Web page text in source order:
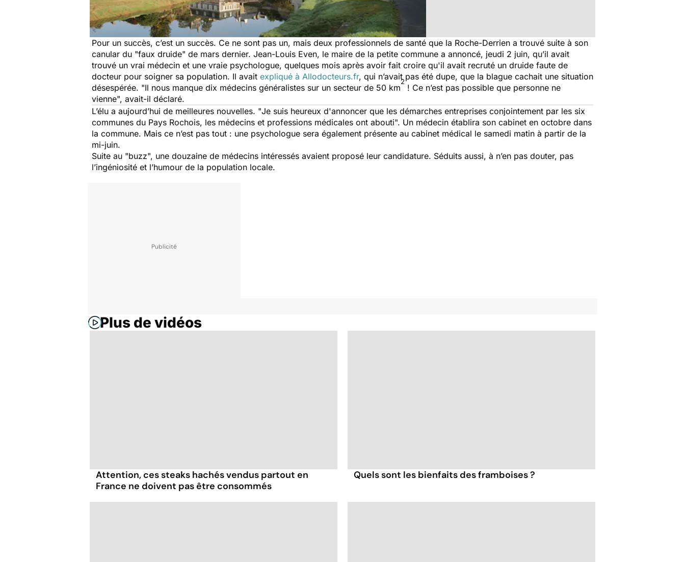
Pour un succès, c’est un succès. Ce ne sont pas un, mais deux professionnels de santé que la Roche-Derrien a trouvé suite à son
canular du "faux druide" de mars dernier. Jean-Louis Even, le maire de la petite commune a annoncé, jeudi 2 juin, qu’il avait
trouvé un vrai médecin et une vraie psychologue, quelques mois après avoir fait croire qu'il avait recruté un druide faute de
docteur pour soigner sa population. Il avait expliqué à Allodocteurs.fr, qui n’avait pas été dupe, que la blague cachait une situation
désespérée. "Il nous manque dix médecins généralistes sur un secteur de 50 km
2
! Ce n’est pas possible que personne ne
vienne", avait-il déclaré.
L’élu a aujourd’hui de meilleures nouvelles. "Je suis heureux d'annoncer que les démarches entreprises conjointement par les six
communes du Pays Rochois, les médecins et professions médicales ont abouti". Un médecin établira son cabinet en octobre dans
la commune. Mais ce n’est pas tout : une psychologue sera également présente au cabinet médical le samedi matin à partir de la
mi-juin.
Suite au "buzz", une douzaine de médecins intéressés avaient proposé leur candidature. Séduits aussi, à n’en pas douter, pas
l’ingéniosité et l’humour de la population locale.
Plus de vidéos
Attention, ces steaks hachés vendus partout en
France ne doivent pas être consommés
Quels sont les bienfaits des framboises ?